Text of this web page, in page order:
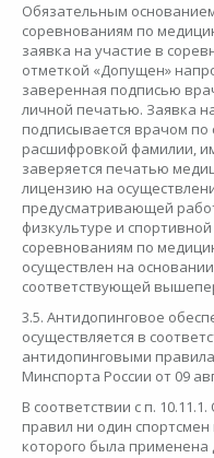
Обязательным
соревнованиям по
заявка на участие в
отметкой «Допущен»
заверенная подписью
личной печатью. Заявка
подписывается врачом
расшифровкой фамилии,
заверяется печатью
лицензию на
предусматривающей
физкультуре и
соревнованиям по
осуществлен на
соответствующей
3.5. Антидопинговое
осуществляется в
антидопинговыми
Минспорта России от 09
В соответствии с п.
правил ни один
которого была